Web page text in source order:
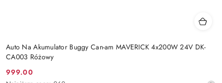
Auto Na Akumulator Buggy Can-am MAVERICK 4x200W 24V DK-
CA003 Różowy
Cena
999.00